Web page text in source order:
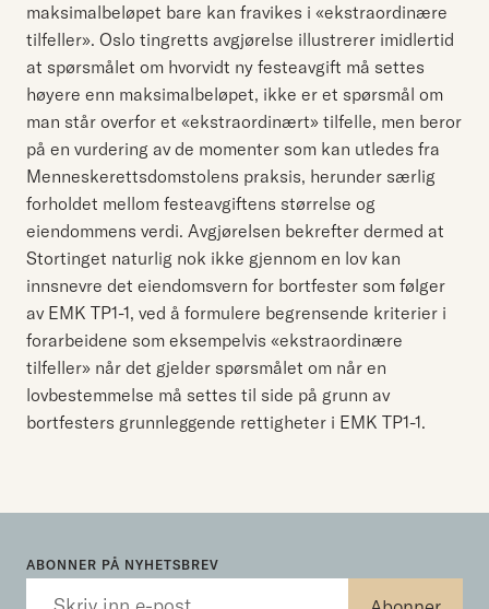
maksimalbeløpet bare kan fravikes i «ekstraordinære
tilfeller». Oslo tingretts avgjørelse illustrerer imidlertid
at spørsmålet om hvorvidt ny festeavgift må settes
høyere enn maksimalbeløpet, ikke er et spørsmål om
man står overfor et «ekstraordinært» tilfelle, men beror
på en vurdering av de momenter som kan utledes fra
Menneskerettsdomstolens praksis, herunder særlig
forholdet mellom festeavgiftens størrelse og
eiendommens verdi. Avgjørelsen bekrefter dermed at
Stortinget naturlig nok ikke gjennom en lov kan
innsnevre det eiendomsvern for bortfester som følger
av EMK TP1-1, ved å formulere begrensende kriterier i
forarbeidene som eksempelvis «ekstraordinære
tilfeller» når det gjelder spørsmålet om når en
lovbestemmelse må settes til side på grunn av
bortfesters grunnleggende rettigheter i EMK TP1-1.
ABONNER PÅ NYHETSBREV